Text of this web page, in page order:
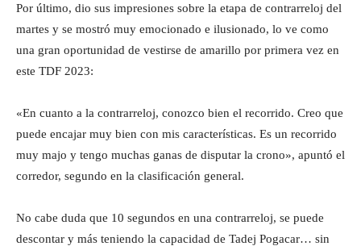
Por último, dio sus impresiones sobre la etapa de contrarreloj del
martes y se mostró muy emocionado e ilusionado, lo ve como
una gran oportunidad de vestirse de amarillo por primera vez en
este TDF 2023:
«En cuanto a la contrarreloj, conozco bien el recorrido. Creo que
puede encajar muy bien con mis características. Es un recorrido
muy majo y tengo muchas ganas de disputar la crono», apuntó el
corredor, segundo en la clasificación general.
No cabe duda que 10 segundos en una contrarreloj, se puede
descontar y más teniendo la capacidad de Tadej Pogacar… sin